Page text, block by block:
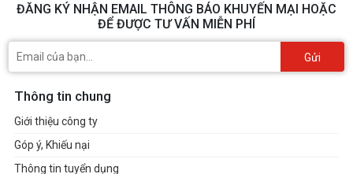
ĐĂNG KÝ NHẬN EMAIL THÔNG BÁO KHUYẾN MẠI HOẶC
ĐỂ ĐƯỢC TƯ VẤN MIỄN PHÍ
Gửi
Thông tin chung
Giới thiệu công ty
Góp ý, Khiếu nại
Thông tin tuyển dụng